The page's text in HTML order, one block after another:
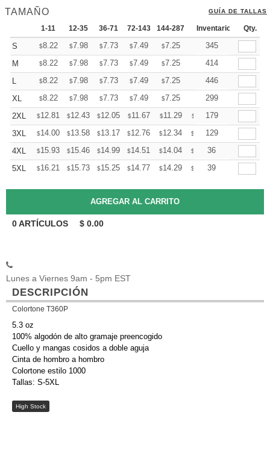
TAMAÑO GUÍA DE TALLAS
1-11 12-35 36-71 72-143 144-287 288 + Mas
Inventario Qty.
S $8.22 $7.98 $7.73 $7.49 $7.25 7.13345
M
$8.22 $7.98 $7.73 $7.49 $7.25 7.13414
L
$8.22 $7.98 $7.73 $7.49 $7.25 7.13446
XL
$8.22 $7.98 $7.73 $7.49 $7.25 7.13299
2XL
$12.81 $12.43 $12.05 $11.67 $11.29 $ 11.10
179
3XL
$14.00 $13.58 $13.17 $12.76 $12.34 $ 12.13
129
4XL
$15.93 $15.46 $14.99 $14.51 $14.04 $ 13.81
36
5XL
$16.21 $15.73 $15.25 $14.77 $14.29 $ 14.05
39
0ARTÍCULOS $ 0.00
Lunes a Viernes 9am - 5pm EST
DESCRIPCIÓN
Colortone T360P
5.3 oz
100% algodón de alto gramaje preencogido
Cuello y mangas cosidos a doble aguja
Cinta de hombro a hombro
Colortone estilo 1000
Tallas: S-5XL
High Stock